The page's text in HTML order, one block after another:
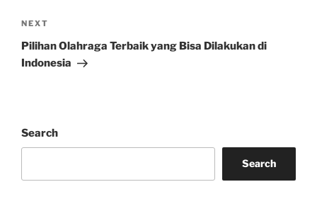
Next
Post
NEXT
Pilihan Olahraga Terbaik yang Bisa Dilakukan di
Indonesia
Search
Search